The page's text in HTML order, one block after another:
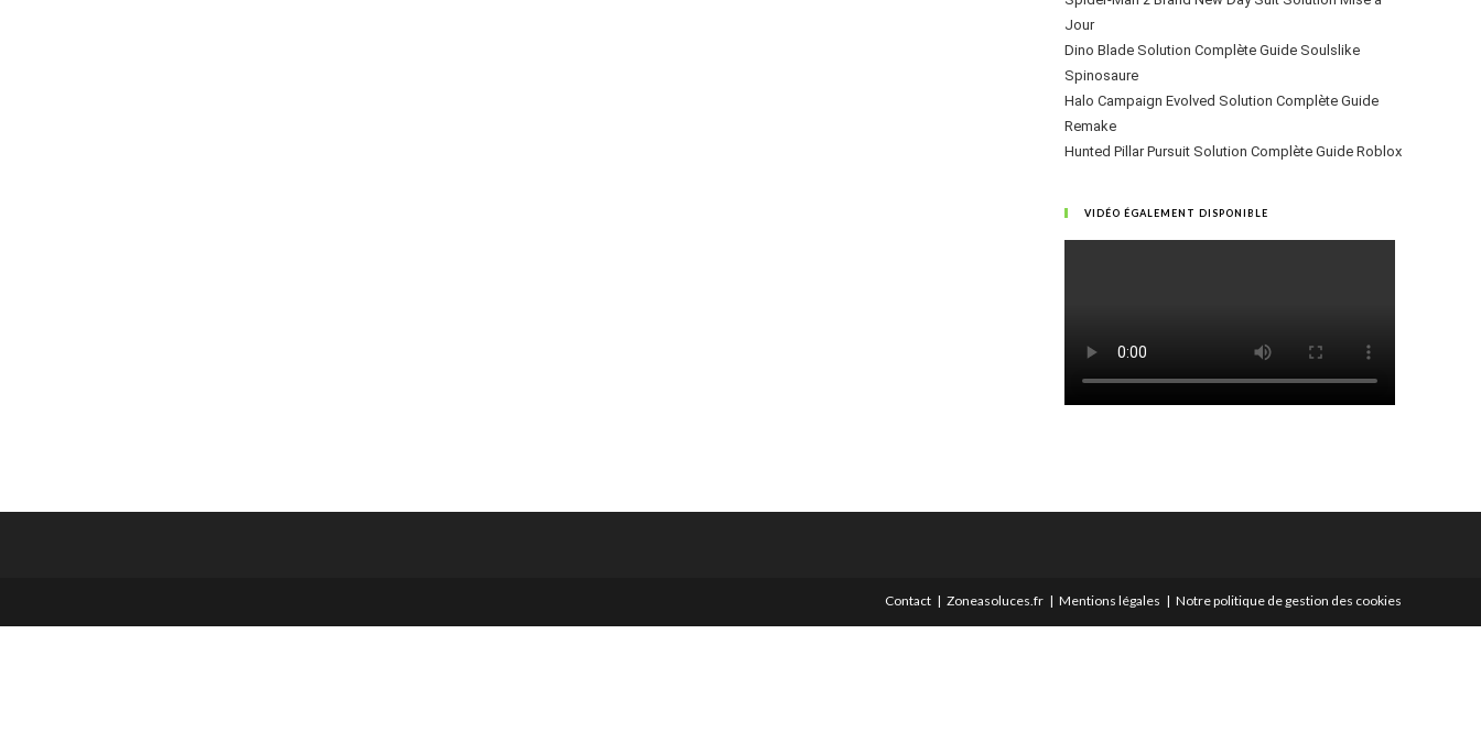
Jour
Dino Blade Solution Complète Guide Soulslike
Spinosaure
Halo Campaign Evolved Solution Complète Guide
Remake
Hunted Pillar Pursuit Solution Complète Guide Roblox
VIDÉO ÉGALEMENT DISPONIBLE
Contact Zoneasoluces.fr Mentions légales Notre politique de gestion des cookies